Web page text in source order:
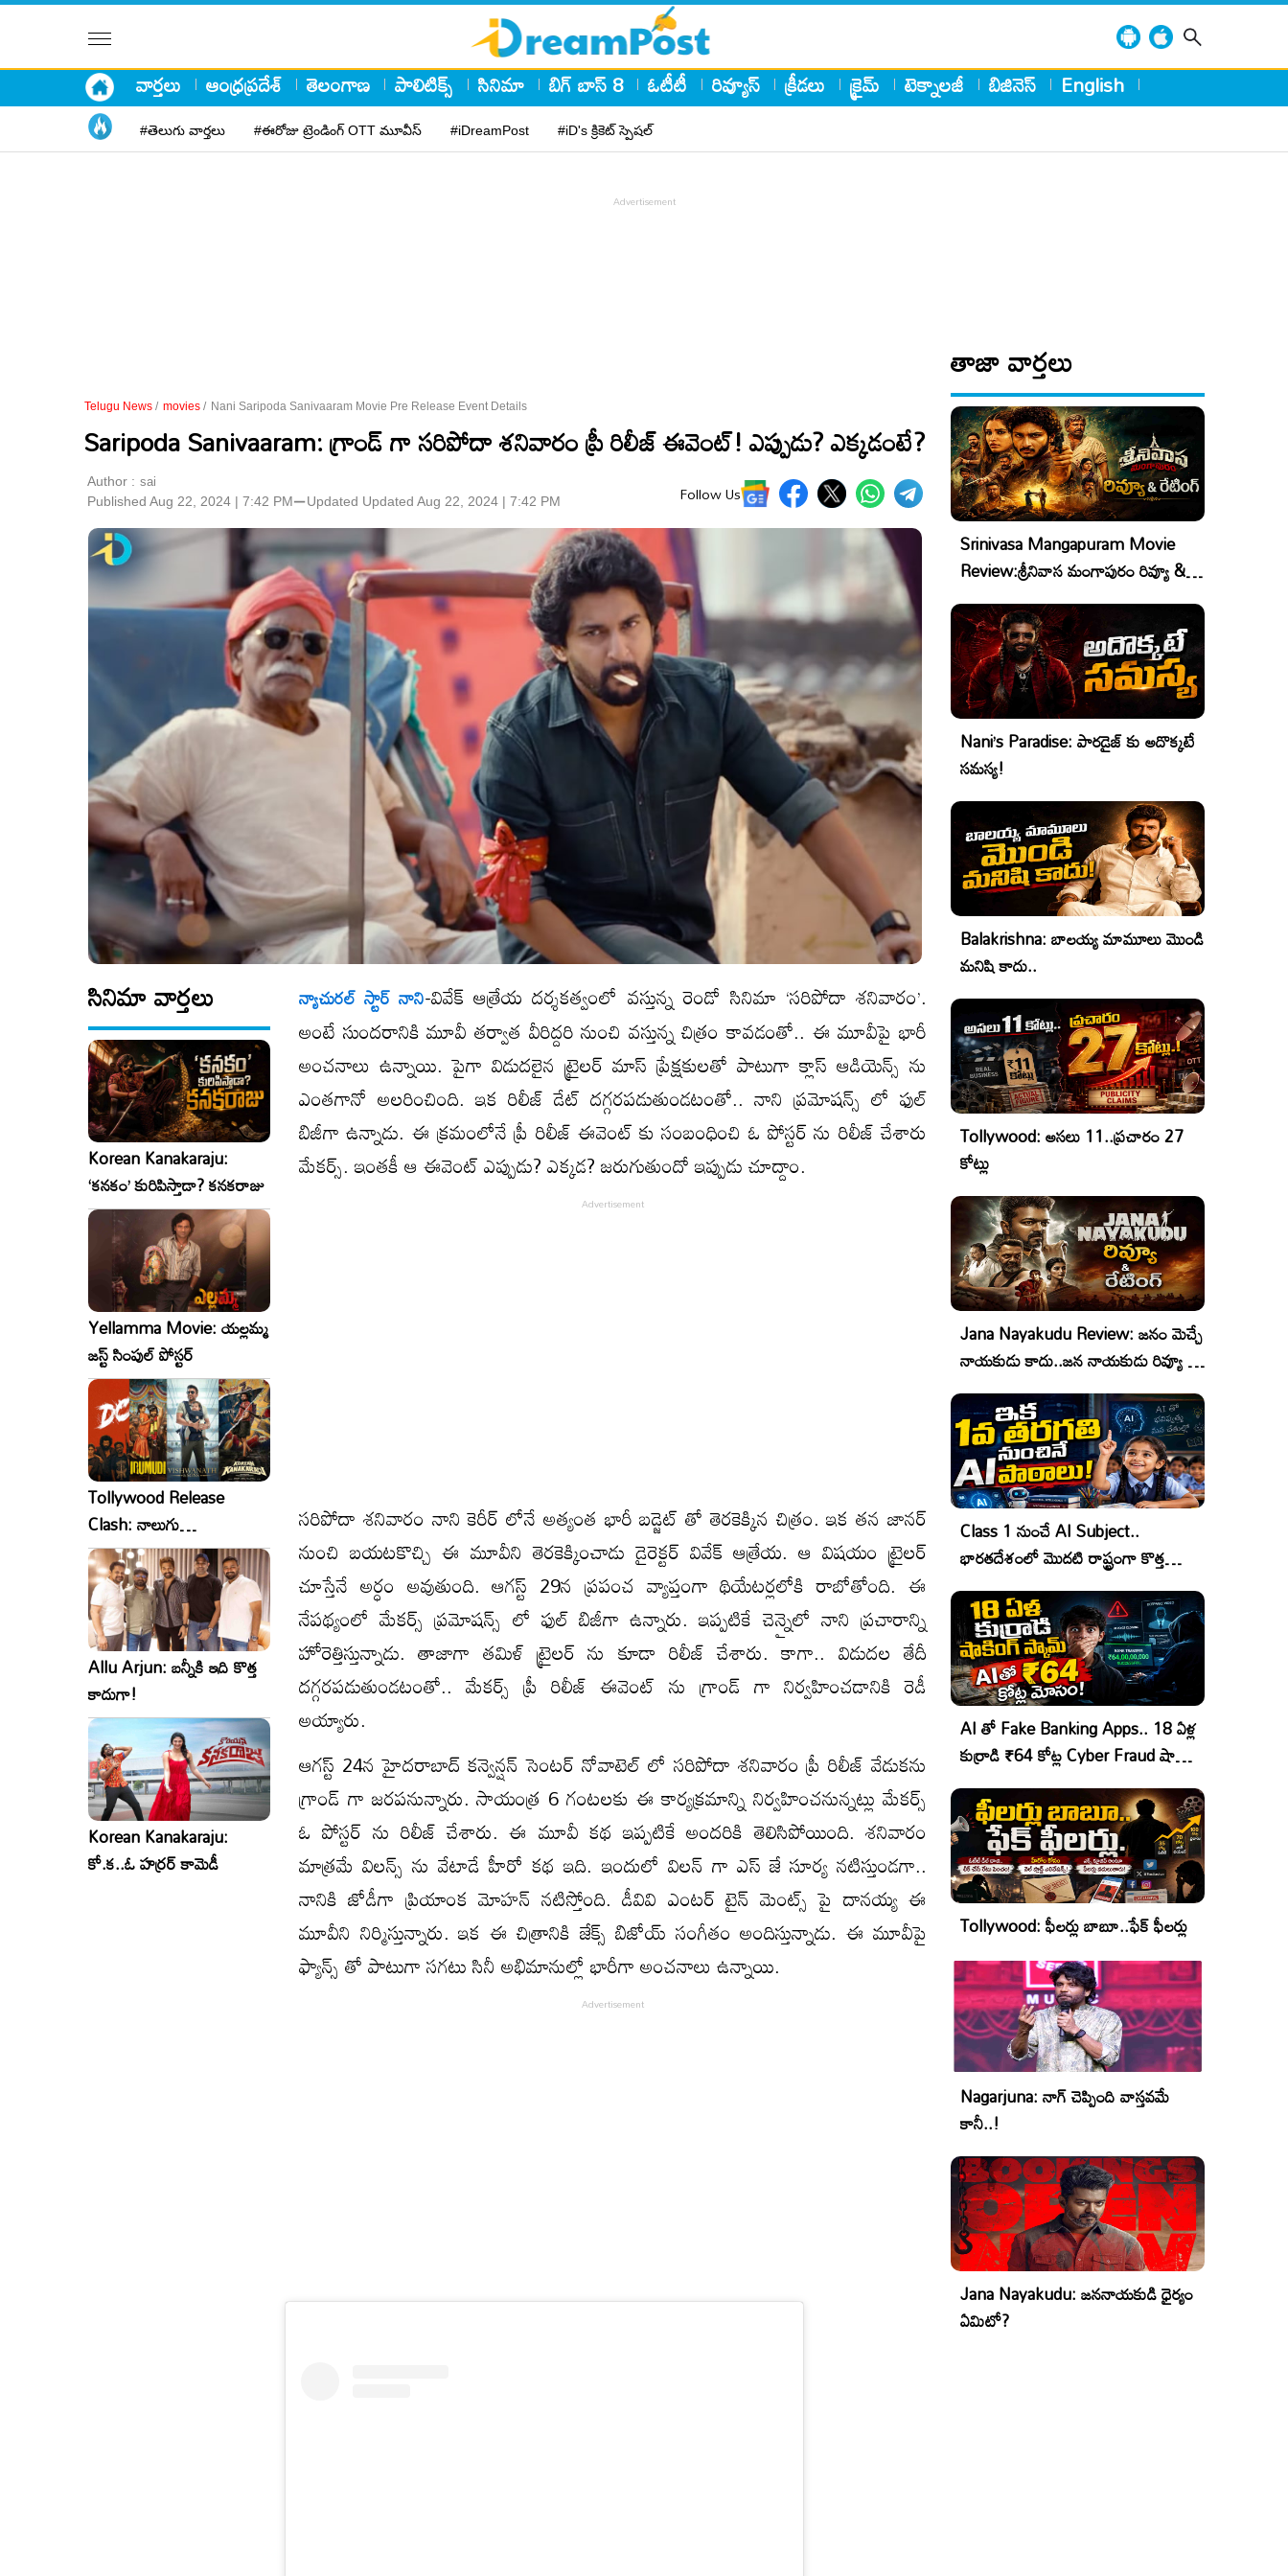
వార్తలు ఆంధ్రప్రదేశ్ తెలంగాణ పాలిటిక్స్ సినిమా బిగ్ బాస్ 8 ఓటీటీ రివ్యూస్ క్రీడలు క్రైమ్ టెక్నాలజీ బిజినెస్ English
#తెలుగు వార్తలు #ఈరోజు ట్రెండింగ్ OTT మూవీస్ #iDreamPost #iD's క్రికెట్ స్పెషల్
Telugu News / movies / Nani Saripoda Sanivaaram Movie Pre Release Event Details
Saripoda Sanivaaram: గ్రాండ్ గా సరిపోదా శనివారం ప్రీ రిలీజ్ ఈవెంట్! ఎప్పుడు? ఎక్కడంటే?
Author : sai
Published Aug 22, 2024 | 7:42 PM⚊Updated Updated Aug 22, 2024 | 7:42 PM Follow Us
సినిమా వార్తలు
Korean Kanakaraju:
‘కనకం’ కురిపిస్తాడా? కనకరాజు
Yellamma Movie: యల్లమ్మ
జస్ట్ సింపుల్ పోస్టర్
Tollywood Release
Clash: నాలుగు
సినిమాలు..ఒకేసారి..ఎందుకో?
Allu Arjun: బన్నీకి ఇది కొత్త
కాదుగా!
Korean Kanakaraju:
కో.క..ఓ హర్రర్ కామెడీ
న్యాచురల్ స్టార్ నాని-వివేక్ ఆత్రేయ దర్శకత్వంలో వస్తున్న రెండో సినిమా ‘సరిపోదా శనివారం’.
అంటే సుందరానికి మూవీ తర్వాత వీరిద్దరి నుంచి వస్తున్న చిత్రం కావడంతో.. ఈ మూవీపై భారీ
అంచనాలు ఉన్నాయి. పైగా విడుదలైన ట్రైలర్ మాస్ ప్రేక్షకులతో పాటుగా క్లాస్ ఆడియెన్స్ ను
ఎంతగానో అలరించింది. ఇక రిలీజ్ డేట్ దగ్గరపడుతుండటంతో.. నాని ప్రమోషన్స్ లో ఫుల్
బిజీగా ఉన్నాడు. ఈ క్రమంలోనే ప్రీ రిలీజ్ ఈవెంట్ కు సంబంధించి ఓ పోస్టర్ ను రిలీజ్ చేశారు
మేకర్స్. ఇంతకీ ఆ ఈవెంట్ ఎప్పుడు? ఎక్కడ? జరుగుతుందో ఇప్పుడు చూద్దాం.
సరిపోదా శనివారం నాని కెరీర్ లోనే అత్యంత భారీ బడ్జెట్ తో తెరకెక్కిన చిత్రం. ఇక తన జానర్
నుంచి బయటకొచ్చి ఈ మూవీని తెరకెక్కించాడు డైరెక్టర్ వివేక్ ఆత్రేయ. ఆ విషయం ట్రైలర్
చూస్తేనే అర్ధం అవుతుంది. ఆగస్ట్ 29న ప్రపంచ వ్యాప్తంగా థియేటర్లలోకి రాబోతోంది. ఈ
నేపథ్యంలో మేకర్స్ ప్రమోషన్స్ లో ఫుల్ బిజీగా ఉన్నారు. ఇప్పటికే చెన్నైలో నాని ప్రచారాన్ని
హోరెత్తిస్తున్నాడు. తాజాగా తమిళ్ ట్రైలర్ ను కూడా రిలీజ్ చేశారు. కాగా.. విడుదల తేదీ
దగ్గరపడుతుండటంతో.. మేకర్స్ ప్రీ రిలీజ్ ఈవెంట్ ను గ్రాండ్ గా నిర్వహించడానికి రెడీ
అయ్యారు.
ఆగస్ట్ 24న హైదరాబాద్ కన్వెన్షన్ సెంటర్ నోవాటెల్ లో సరిపోదా శనివారం ప్రీ రిలీజ్ వేడుకను
గ్రాండ్ గా జరపనున్నారు. సాయంత్ర 6 గంటలకు ఈ కార్యక్రమాన్ని నిర్వహించనున్నట్లు మేకర్స్
ఓ పోస్టర్ ను రిలీజ్ చేశారు. ఈ మూవీ కథ ఇప్పటికే అందరికి తెలిసిపోయింది. శనివారం
మాత్రమే విలన్స్ ను వేటాడే హీరో కథ ఇది. ఇందులో విలన్ గా ఎస్ జే సూర్య నటిస్తుండగా..
నానికి జోడీగా ప్రియాంక మోహన్ నటిస్తోంది. డీవివి ఎంటర్ టైన్ మెంట్స్ పై దానయ్య ఈ
మూవీని నిర్మిస్తున్నారు. ఇక ఈ చిత్రానికి జేక్స్ బిజోయ్ సంగీతం అందిస్తున్నాడు. ఈ మూవీపై
ఫ్యాన్స్ తో పాటుగా సగటు సినీ అభిమానుల్లో భారీగా అంచనాలు ఉన్నాయి.
తాజా వార్తలు
Srinivasa Mangapuram Movie
Review:శ్రీనివాస మంగాపురం రివ్యూ &
రేటింగ్
Nani’s Paradise: పారడైజ్ కు అదొక్కటే
సమస్య!
Balakrishna: బాలయ్య మామూలు మొండి
మనిషి కాదు..
Tollywood: అసలు 11..ప్రచారం 27
కోట్లు
Jana Nayakudu Review: జనం మెచ్చే
నాయకుడు కాదు..జన నాయకుడు రివ్యూ &
రేటింగ్!
Class 1 నుంచే AI Subject..
భారతదేశంలో మొదటి రాష్ట్రంగా కొత్త
చరిత్ర!
AI తో Fake Banking Apps.. 18 ఏళ్ల
కుర్రాడి ₹64 కోట్ల Cyber Fraud షాకింగ్
ఆపరేషన్!
Tollywood: ఫీలర్లు బాబూ..ఫేక్ ఫీలర్లు
Nagarjuna: నాగ్ చెప్పింది వాస్తవమే
కానీ..!
Jana Nayakudu: జననాయకుడి ధైర్యం
ఏమిటో?